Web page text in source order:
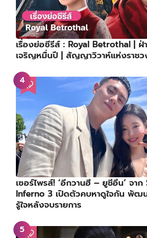
เรื่องย่อซีรีส์ : Royal Betrothal | ฝ่
เจริญหมื่นปี | สัญญาวิวาห์แห่งราช
เซอร์ไพรส์! ‘อีกวานฮี – ยูชีอึน’ จาก
Inferno 3 เปิดตัวคบหาดูใจกัน พัฒ
รู้ใจหลังจบรายการ